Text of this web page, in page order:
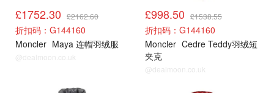
£1752.30 £2162.60
折扣码：G144160
Moncler Maya 连帽羽绒服
@dealmoon.co.uk
£998.50 £1538.55
折扣码：G144160
Moncler Cedre Teddy羽绒短
夹克
@dealmoon.co.uk